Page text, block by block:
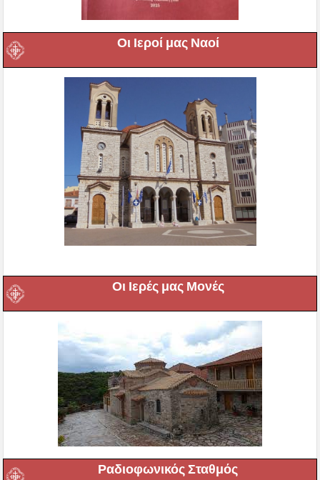
Οι Ιεροί μας Ναοί
Οι Ιερές μας Μονές
Ραδιοφωνικός Σταθμός